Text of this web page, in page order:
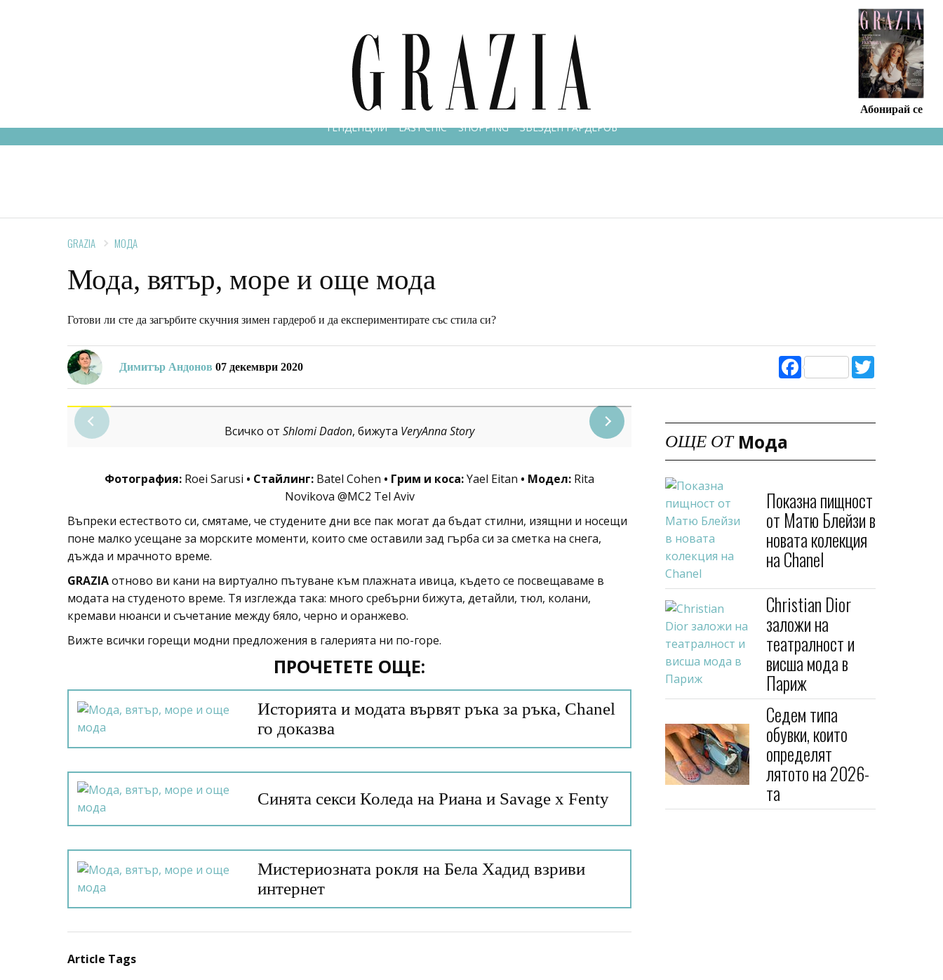
Абонирай се
ТЕНДЕНЦИИ EASY CHIC SHOPPING ЗВЕЗДЕН ГАРДЕРОБ
КРАСОТА & ЗДРАВЕ ОЧИ В ОЧИ LIFESTYLE GRAZIA MAMA
GRAZIA МОДА
Мода, вятър, море и още мода
Готови ли сте да загърбите скучния зимен гардероб и да експериментирате със стила си?
Димитър Андонов 07 декември 2020 Facebook
Всичко от Shlomi Dadon, бижута VeryAnna Story
Фотография: Roei Sarusi • Стайлинг: Batel Cohen • Грим и коса:Yael Eitan • Модел: Rita
Novikova @MC2 Tel Aviv
Въпреки естеството си, смятаме, че студените дни все пак могат да бъдат стилни, изящни и носещи
поне малко усещане за морските моменти, които сме оставили зад гърба си за сметка на снега,
дъжда и мрачното време.
GRAZIAотново ви кани на виртуално пътуване към плажната ивица, където се посвещаваме в
модата на студеното време. Тя изглежда така: много сребърни бижута, детайли, тюл, колани,
кремави нюанси и съчетание между бяло, черно и оранжево.
Вижте всички горещи модни предложения в галерията ни по-горе.
ПРОЧЕТЕТЕ ОЩЕ:
Историята и модата вървят ръка за ръка, Chanel
го доказва
Синята секси Коледа на Риана и Savage x Fenty
Мистериозната рокля на Бела Хадид взриви
интернет
Article Tags
ОЩЕ ОТ Мода
Показна пищност
от Матю Блейзи в
новата колекция
на Chanel
Christian Dior
заложи на
театралност и
висша мода в
Париж
Седем типа
обувки, които
определят
лятото на 2026-
та